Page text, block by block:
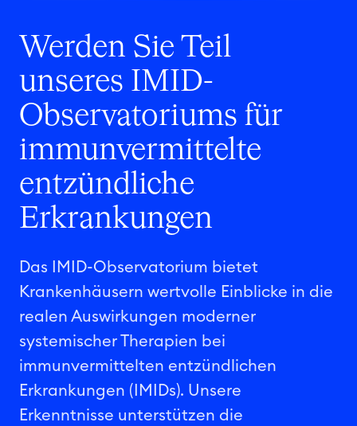
Werden Sie Teil
unseres IMID-
Observatoriums für
immunvermittelte
entzündliche
Erkrankungen
Das IMID-Observatorium bietet
Krankenhäusern wertvolle Einblicke in die
realen Auswirkungen moderner
systemischer Therapien bei
immunvermittelten entzündlichen
Erkrankungen (IMIDs). Unsere
Erkenntnisse unterstützen die